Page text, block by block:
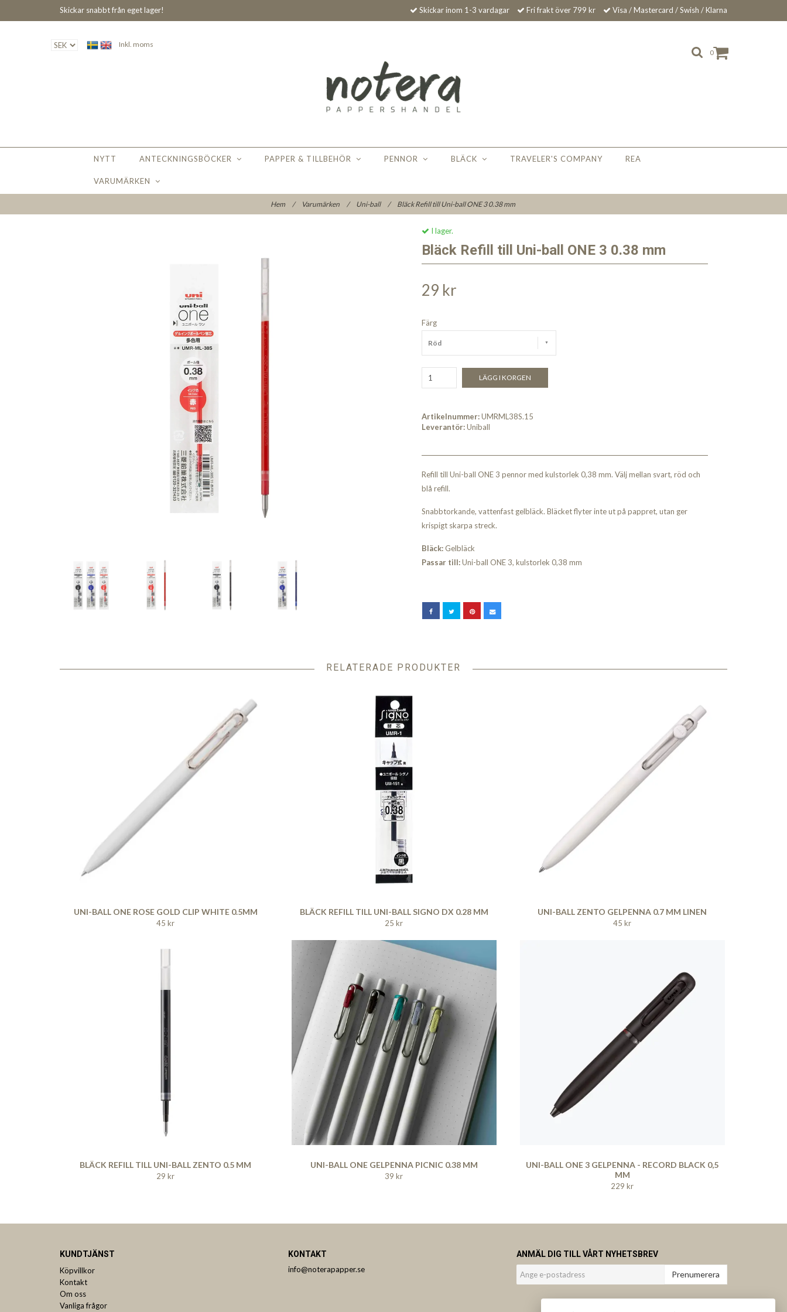
Skickar snabbt från eget lager! Skickar inom 1-3 vardagar Fri frakt över 799 kr Visa / Mastercard / Swish / Klarna
0
Inkl. moms
NYTT ANTECKNINGSBÖCKER PAPPER & TILLBEHÖR PENNOR BLÄCK TRAVELER'S COMPANY REA
VARUMÄRKEN
Hem / Varumärken / Uni-ball / Bläck Refill till Uni-ball ONE 3 0.38 mm
I lager.
Bläck Refill till Uni-ball ONE 3 0.38 mm
29 kr
Färg
Röd
LÄGG I KORGEN
Artikelnummer:UMRML38S.15
Leverantör:Uniball
Refill till Uni-ball ONE 3 pennor med kulstorlek 0,38 mm. Välj mellan svart, röd och
blå refill.
Snabbtorkande, vattenfast gelbläck. Bläcket flyter inte ut på pappret, utan ger
krispigt skarpa streck.
Bläck: Gelbläck
Passar till:Uni-ball ONE 3, kulstorlek 0,38 mm
RELATERADE PRODUKTER
UNI-BALL ONE ROSE GOLD CLIP WHITE 0.5MM
45 kr
BLÄCK REFILL TILL UNI-BALL SIGNO DX 0.28 MM
25 kr
UNI-BALL ZENTO GELPENNA 0.7 MM LINEN
45 kr
BLÄCK REFILL TILL UNI-BALL ZENTO 0.5 MM
29 kr
UNI-BALL ONE GELPENNA PICNIC 0.38 MM
39 kr
UNI-BALL ONE 3 GELPENNA - RECORD BLACK 0,5
MM
229 kr
KUNDTJÄNST
Köpvillkor
Kontakt
Om oss
Vanliga frågor
KONTAKT
info@noterapapper.se
ANMÄL DIG TILL VÅRT NYHETSBREV
Prenumerera